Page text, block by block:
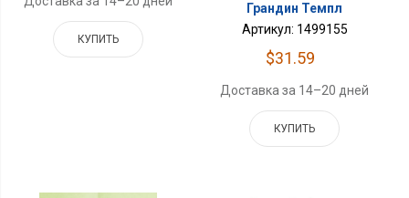
КУПИТЬ
Грандин Темпл
Артикул: 1499155
$31.59
Доставка за 14–20 дней
КУПИТЬ